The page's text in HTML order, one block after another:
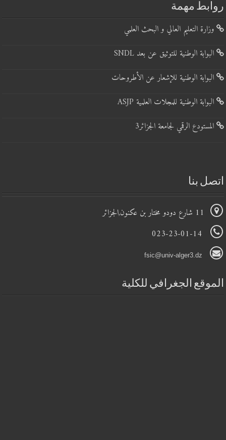
روابط مهمة
وزارة التعليم العالي و البحث العلمي
البوابة الوطنية للتوثيق عن بعد SNDL
البوابة الوطنية للإشعار عن الأطروحات
البوابة الوطنية للمجلات العلمية ASJP
المستودع الرقمي لجامعة الجزائر3
اتصل بنا
الموقع الجغرافي للكلية